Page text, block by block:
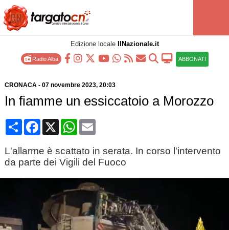
Edizione locale IlNazionale.it
Radio Alba ABBONATI
CRONACA- 07 novembre 2023, 20:03
In fiamme un essiccatoio a Morozzo
CondividiFacebook
X WhatsApp
Email
L'allarme è scattato in serata. In corso l'intervento
da parte dei Vigili del Fuoco